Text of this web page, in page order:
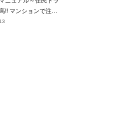
!! マンションで注…